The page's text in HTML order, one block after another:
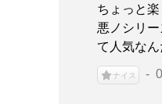
ちょっと楽
悪ノシリ
て人気なん
ナイス